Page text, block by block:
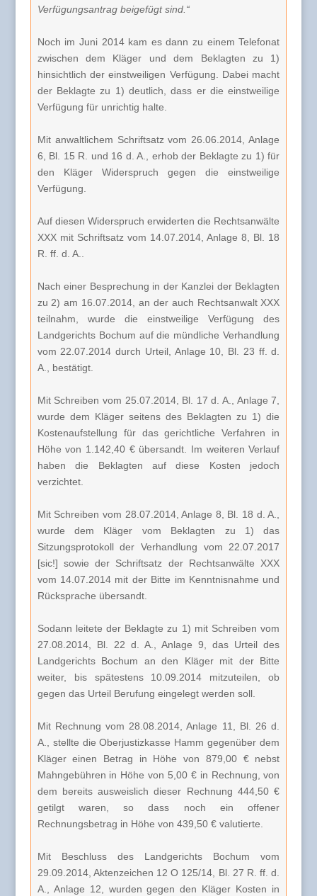
Verfügungsantrag beigefügt sind.“
Noch im Juni 2014 kam es dann zu einem Telefonat
zwischen dem Kläger und dem Beklagten zu 1)
hinsichtlich der einstweiligen Verfügung. Dabei macht
der Beklagte zu 1) deutlich, dass er die einstweilige
Verfügung für unrichtig halte.
Mit anwaltlichem Schriftsatz vom 26.06.2014, Anlage
6, Bl. 15 R. und 16 d. A., erhob der Beklagte zu 1) für
den Kläger Widerspruch gegen die einstweilige
Verfügung.
Auf diesen Widerspruch erwiderten die Rechtsanwälte
XXX mit Schriftsatz vom 14.07.2014, Anlage 8, Bl. 18
R. ff. d. A..
Nach einer Besprechung in der Kanzlei der Beklagten
zu 2) am 16.07.2014, an der auch Rechtsanwalt XXX
teilnahm, wurde die einstweilige Verfügung des
Landgerichts Bochum auf die mündliche Verhandlung
vom 22.07.2014 durch Urteil, Anlage 10, Bl. 23 ff. d.
A., bestätigt.
Mit Schreiben vom 25.07.2014, Bl. 17 d. A., Anlage 7,
wurde dem Kläger seitens des Beklagten zu 1) die
Kostenaufstellung für das gerichtliche Verfahren in
Höhe von 1.142,40 € übersandt. Im weiteren Verlauf
haben die Beklagten auf diese Kosten jedoch
verzichtet.
Mit Schreiben vom 28.07.2014, Anlage 8, Bl. 18 d. A.,
wurde dem Kläger vom Beklagten zu 1) das
Sitzungsprotokoll der Verhandlung vom 22.07.2017
[sic!] sowie der Schriftsatz der Rechtsanwälte XXX
vom 14.07.2014 mit der Bitte im Kenntnisnahme und
Rücksprache übersandt.
Sodann leitete der Beklagte zu 1) mit Schreiben vom
27.08.2014, Bl. 22 d. A., Anlage 9, das Urteil des
Landgerichts Bochum an den Kläger mit der Bitte
weiter, bis spätestens 10.09.2014 mitzuteilen, ob
gegen das Urteil Berufung eingelegt werden soll.
Mit Rechnung vom 28.08.2014, Anlage 11, Bl. 26 d.
A., stellte die Oberjustizkasse Hamm gegenüber dem
Kläger einen Betrag in Höhe von 879,00 € nebst
Mahngebühren in Höhe von 5,00 € in Rechnung, von
dem bereits ausweislich dieser Rechnung 444,50 €
getilgt waren, so dass noch ein offener
Rechnungsbetrag in Höhe von 439,50 € valutierte.
Mit Beschluss des Landgerichts Bochum vom
29.09.2014, Aktenzeichen 12 O 125/14, Bl. 27 R. ff. d.
A., Anlage 12, wurden gegen den Kläger Kosten in